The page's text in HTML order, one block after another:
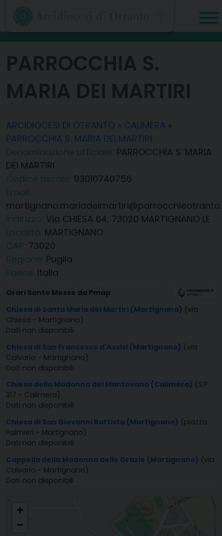
Skip
content
PARROCCHIA S.
MARIA DEI MARTIRI
ARCIDIOCESI DI OTRANTO » CALIMERA »
PARROCCHIA S. MARIA DEI MARTIRI
Denominazione ufficiale: PARROCCHIA S. MARIA
DEI MARTIRI
Codice fiscale: 93010740756
Email:
Indirizzo: Via CHIESA 64, 73020 MARTIGNANO LE
Località: MARTIGNANO
CAP: 73020
Regione: Puglia
Paese: Italia
Orari Sante Messe da Pmap
Chiesa di Santa Maria dei Martiri (Martignano) (via
Chiesa - Martignano)
Dati non disponibili
Chiesa di San Francesco d'Assisi (Martignano) (via
Calvario - Martignano)
Dati non disponibili
Chiesa della Madonna del Mantovano (Calimera) (S.P.
317 - Calimera)
Dati non disponibili
Chiesa di San Giovanni Battista (Martignano) (piazza
Palmieri - Martignano)
Dati non disponibili
Cappella della Madonna delle Grazie (Martignano) (via
Calvario - Martignano)
Dati non disponibili
+
−